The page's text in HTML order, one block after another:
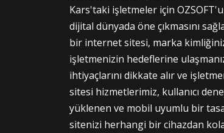
Kars'taki işletmeler için
dijital dünyada öne çıkmasını
bir internet sitesi, marka
işletmenizin hedeflerine
ihtiyaçlarını dikkate alır ve
sitesi hizmetlerimiz, kullanıcı
yüklenen ve mobil uyumlu bir
sitenizi herhangi bir cihazdan